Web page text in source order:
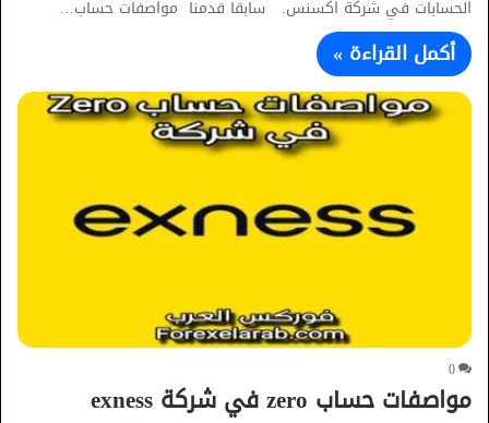
الحسابات في شركة اكسنس. سابقاً قدمنا مواصفات حساب…
أكمل القراءة »
0
مواصفات حساب zero في شركة exness